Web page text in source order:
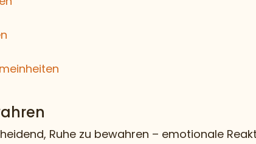
Ruhe zu bewahren – emotionale